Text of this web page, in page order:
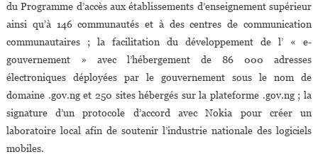
du Programme d’accès aux établissements d’enseignement supérieur
ainsi qu’à 146 communautés et à des centres de communication
communautaires ; la facilitation du développement de l’ « e-
gouvernement » avec l’hébergement de 86 000 adresses
électroniques déployées par le gouvernement sous le nom de
domaine .gov.ng et 250 sites hébergés sur la plateforme .gov.ng ; la
signature d’un protocole d’accord avec Nokia pour créer un
laboratoire local afin de soutenir l’industrie nationale des logiciels
mobiles.